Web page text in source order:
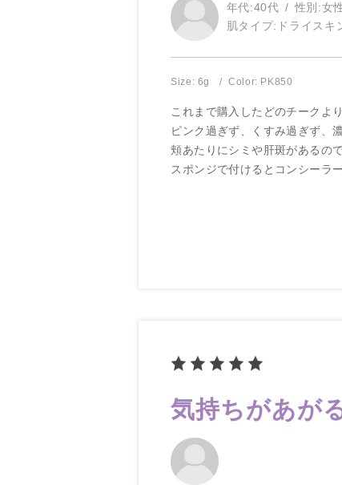
年代:40代 性別:女
肌タイプ: ドライスキ
Size: 6g Color: PK850
これまで購入したどのチークよ
ピンク過ぎず、くすみ過ぎず、
頬あたりにシミや肝斑があるので
スポンジで付けるとコンシーラ
気持ちがあが